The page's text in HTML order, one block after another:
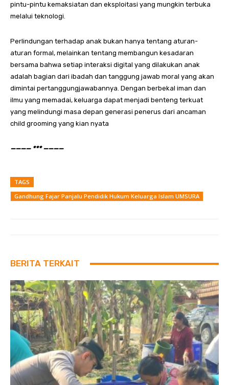
pintu-pintu kemaksiatan dan eksploitasi yang mungkin terbuka
melalui teknologi.
Perlindungan terhadap anak bukan hanya tentang aturan-
aturan formal, melainkan tentang membangun kesadaran
bersama bahwa setiap interaksi digital yang dilakukan anak
adalah bagian dari ibadah dan tanggung jawab moral yang akan
dimintai pertanggungjawabannya. Dengan berbekal iman dan
ilmu yang memadai, keluarga dapat menjadi benteng terkuat
yang melindungi masa depan generasi penerus dari ancaman
child grooming yang kian nyata
———— *** ————
TAGS
Gandhung Fajar Panjalu Pendidik Hukum Keluarga Islam UMSURA
BERITA TERKAIT